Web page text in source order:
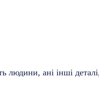
людини, ані інші